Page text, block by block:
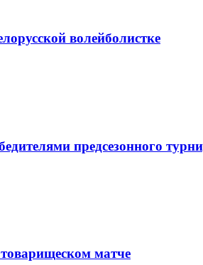
волейболистке
предсезонного
матче